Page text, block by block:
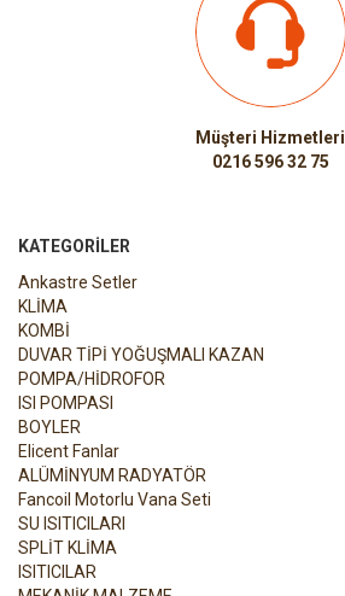
Müşteri Hizmetleri
0216 596 32 75
KATEGORILER
Ankastre Setler
KLİMA
KOMBİ
DUVAR TİPİ YOĞUŞMALI KAZAN
POMPA/HİDROFOR
ISI POMPASI
BOYLER
Elicent Fanlar
ALÜMİNYUM RADYATÖR
Fancoil Motorlu Vana Seti
SU ISITICILARI
SPLİT KLİMA
ISITICILAR